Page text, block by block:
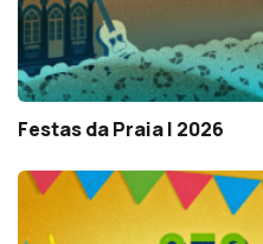
Festas da Praia | 2026